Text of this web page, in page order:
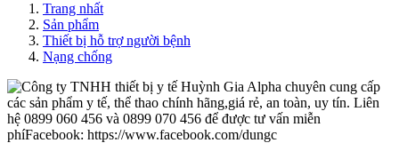
Trang nhất
Sản phẩm
Thiết bị hỗ trợ người bệnh
Nạng chống